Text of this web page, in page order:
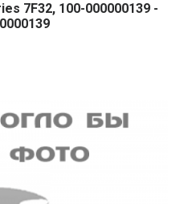
7F32, 100-000000139 -